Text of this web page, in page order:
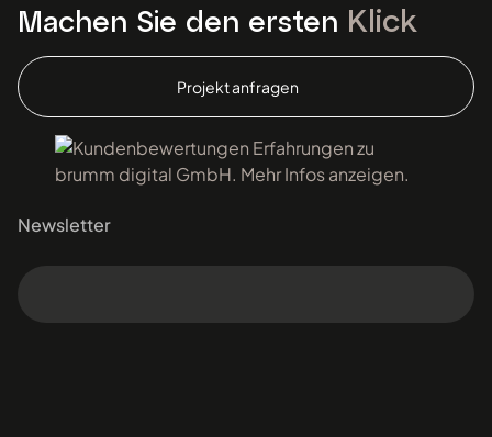
Machen Sie den ersten Klick
Projekt anfragen
Newsletter